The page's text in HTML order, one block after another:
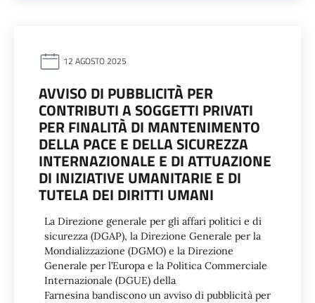
12 AGOSTO 2025
AVVISO DI PUBBLICITÀ PER
CONTRIBUTI A SOGGETTI PRIVATI
PER FINALITÀ DI MANTENIMENTO
DELLA PACE E DELLA SICUREZZA
INTERNAZIONALE E DI ATTUAZIONE
DI INIZIATIVE UMANITARIE E DI
TUTELA DEI DIRITTI UMANI
La Direzione generale per gli affari politici e di
sicurezza (DGAP), la Direzione Generale per la
Mondializzazione (DGMO) e la Direzione
Generale per l’Europa e la Politica Commerciale
Internazionale (DGUE) della
Farnesina bandiscono un avviso di pubblicità per